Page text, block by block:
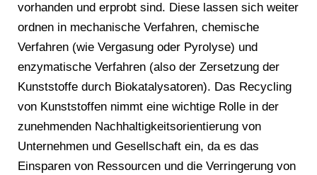
vorhanden und erprobt sind. Diese lassen sich weiter
ordnen in mechanische Verfahren, chemische
Verfahren (wie Vergasung oder Pyrolyse) und
enzymatische Verfahren (also der Zersetzung der
Kunststoffe durch Biokatalysatoren). Das Recycling
von Kunststoffen nimmt eine wichtige Rolle in der
zunehmenden Nachhaltigkeitsorientierung von
Unternehmen und Gesellschaft ein, da es das
Einsparen von Ressourcen und die Verringerung von